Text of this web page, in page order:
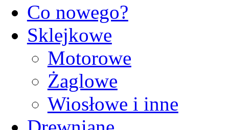
Co nowego?
Sklejkowe
Motorowe
Żaglowe
Wiosłowe i inne